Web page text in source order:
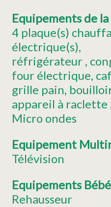
Equipements de
4 plaque(s)
électrique(s)
réfrigérateur
four électrique
grille pain
appareil à raclette
Micro ondes
Equipement
Télévision
Equipements Bébé
Rehausseur